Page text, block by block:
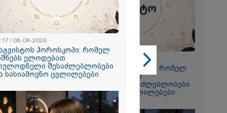
ღამეს თამარ
ძმა
მე ვერ
მისწერა
ეკა
გიგა
დედა
9 აგვისტოს ჰოროსკოპი: რომელ
ნიშნებს ელოდებათ
მოულოდნელი შესაძლებლობები
და სასიამოვნო ცვლილებები
/ 08-08-2026
ჰოროსკოპი: რომელ
ელოდებათ
შესაძლებლობები
სასიამოვნო ცვლილებები